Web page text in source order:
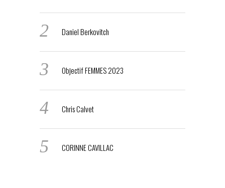
Daniel Berkovitch
Objectif FEMMES 2023
Chris Calvet
CORINNE CAVILLAC